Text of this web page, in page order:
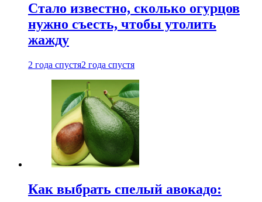
Стало известно, сколько огурцов
нужно съесть, чтобы утолить
жажду
2 года спустя2 года спустя
Как выбрать спелый авокадо: